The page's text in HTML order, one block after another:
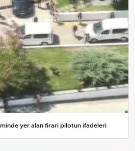
yer alan firari pilotun ifadeleri